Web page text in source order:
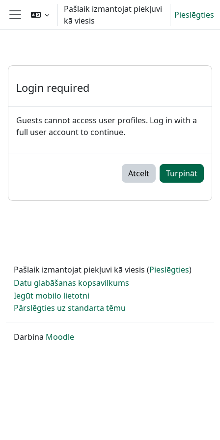
Atvērt galveno saturu
Sānu panelis
Pašlaik izmantojat piekļuvi
kā viesis
Pieslēgties
Login required
Guests cannot access user profiles. Log in with a
full user account to continue.
Atcelt Turpināt
Pašlaik izmantojat piekļuvi kā viesis (Pieslēgties)
Datu glabāšanas kopsavilkums
Iegūt mobilo lietotni
Pārslēgties uz standarta tēmu
Darbina Moodle